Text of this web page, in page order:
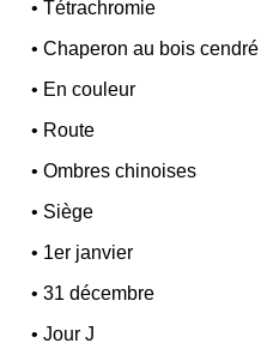
•Tétrachromie
•Chaperon au bois cendré
• En couleur
• Route
•Ombres chinoises
• Siège
• 1er janvier
•31 décembre
•Jour J